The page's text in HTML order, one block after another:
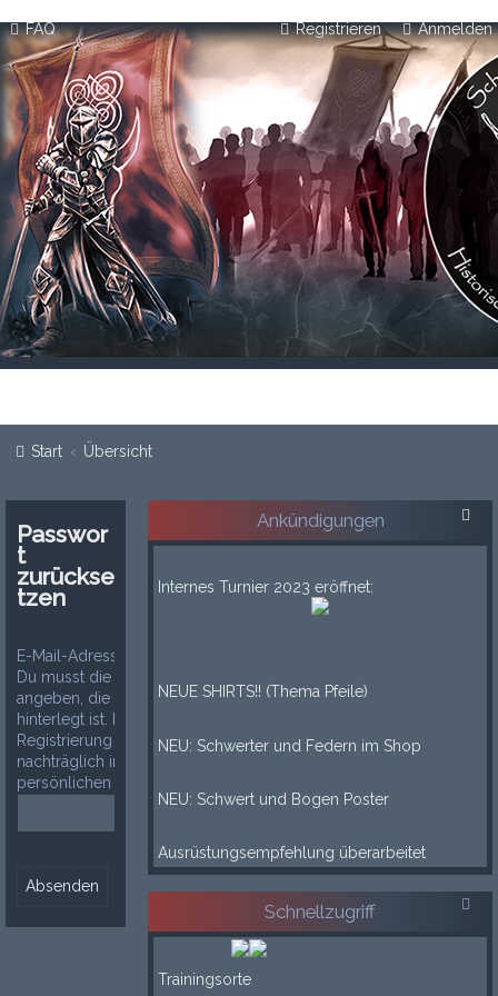
FAQ Anmelden
Registrieren
Start Übersicht
Passwor
t
zurückse
tzen
E-Mail-Adresse:
Du musst die E-Mail-Adresse
angeben, die in deinem Profil
hinterlegt ist. Diese hast du bei der
Registrierung angegeben oder
nachträglich in deinem
persönlichen Bereich geändert.
Ankündigungen
Internes Turnier 2023 eröffnet:
NEUE SHIRTS!! (Thema Pfeile)
NEU: Schwerter und Federn im Shop
NEU: Schwert und Bogen Poster
Ausrüstungsempfehlung überarbeitet
Schnellzugriff
Trainingsorte